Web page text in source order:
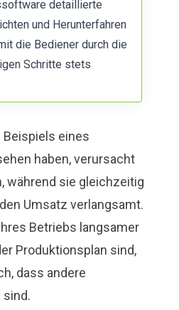
detaillierte
und Herunterfahren
die Bediener durch die
Schritte stets
Beispiels eines
haben, verursacht
während sie gleichzeitig
Umsatz verlangsamt.
Betriebs langsamer
Produktionsplan sind,
dass andere
sind.